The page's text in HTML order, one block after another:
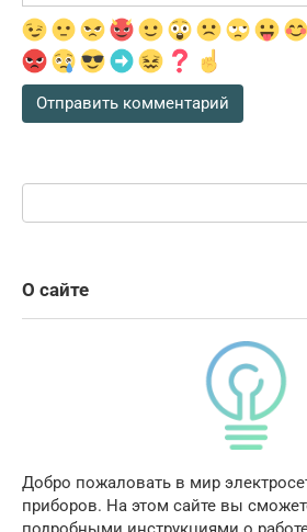
Поиск:
О сайте
Добро пожаловать в мир
приборов. На этом сайте вы